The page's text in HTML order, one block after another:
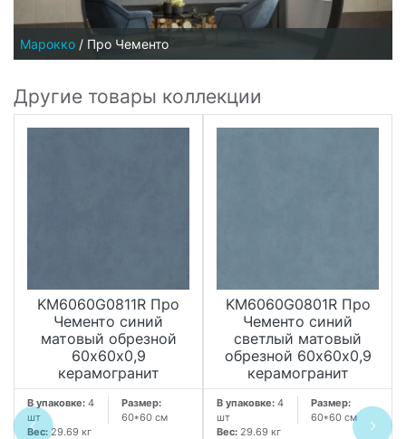
Марокко / Про Чементо
Другие товары коллекции
KM6060G0811R Про
Чементо синий
матовый обрезной
60х60x0,9
керамогранит
В упаковке: 4
шт
Размер:
60*60 см
Вес: 29.69 кг
KM6060G0801R Про
Чементо синий
светлый матовый
обрезной 60х60x0,9
керамогранит
В упаковке: 4
шт
Размер:
60*60 см
Вес: 29.69 кг